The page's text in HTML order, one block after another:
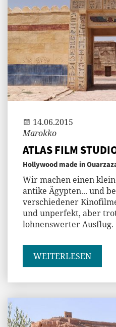
Andi
14.06.2015
Marokko
ATLAS FILM
Hollywood made in
Wir machen einen
antike Ägypten... und
verschiedener
und unperfekt, aber
lohnenswerter Ausflug.
WEITERLESEN